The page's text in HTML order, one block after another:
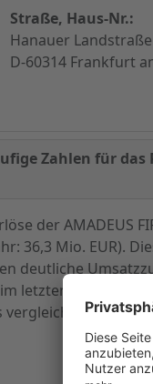
Straße, Haus-Nr.:
Hanauer
D-60314 Frankfurt
Zahlen für
der AMADEUS
36,3 Mio. EUR).
deutliche
letzten Quartal
vergleichbaren